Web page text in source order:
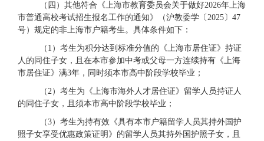
（四）其他符合《上海市教育委员会关于做好2026年上海
市普通高校考试招生报名工作的通知》（沪教委学〔2025〕 47
号）规定的非上海市户籍考生。具体条件如下：
（ 1）考生为积分达到标准分值的《上海市居住证》持证
人的同住子女，且在本市参加中考或父母一方连续持有《上海
市居住证》满3年，同时须本市高中阶段学校毕业；
（2）考生为《上海市海外人才居住证》留学人员持证人
的同住子女，且须本市高中阶段学校毕业；
（3）考生为持有效《具有本市户籍留学人员其持外国护
照子女享受优惠政策证明》的留学人员其持外国护照子女，且